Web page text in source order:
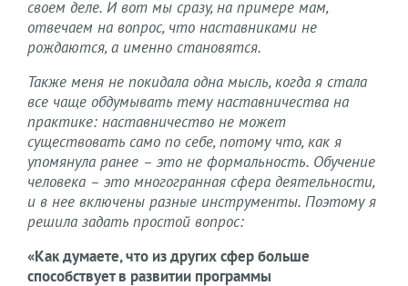
своем деле. И вот мы сразу, на примере мам,
отвечаем на вопрос, что наставниками не
рождаются, а именно становятся.
Также меня не покидала одна мысль, когда я стала
все чаще обдумывать тему наставничества на
практике: наставничество не может
существовать само по себе, потому что, как я
упомянула ранее – это не формальность. Обучение
человека – это многогранная сфера деятельности,
и в нее включены разные инструменты. Поэтому я
решила задать простой вопрос:
«Как думаете, что из других сфер больше
способствует в развитии программы